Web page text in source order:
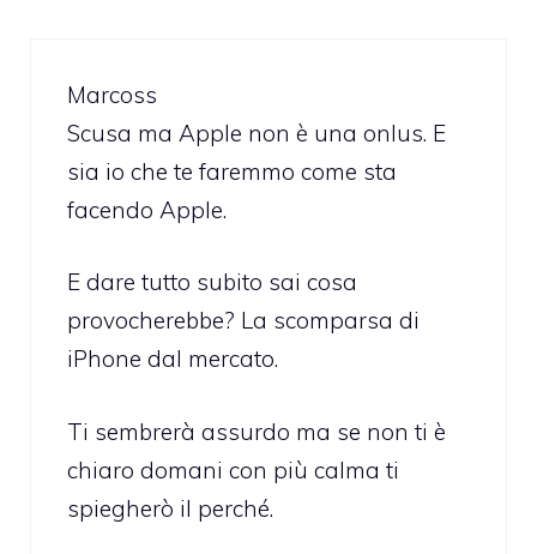
Marcoss
Scusa ma Apple non è una onlus. E
sia io che te faremmo come sta
facendo Apple.
E dare tutto subito sai cosa
provocherebbe? La scomparsa di
iPhone dal mercato.
Ti sembrerà assurdo ma se non ti è
chiaro domani con più calma ti
spiegherò il perché.